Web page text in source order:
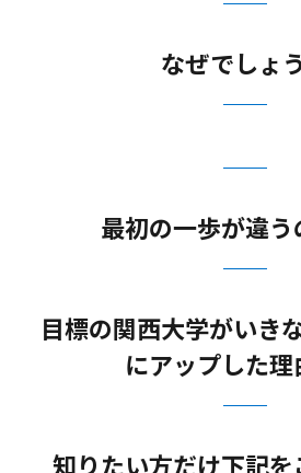
なぜでしょ
最初の一歩が違う
目標の関西大学がいき
にアップした理
知りたい方だけ下記